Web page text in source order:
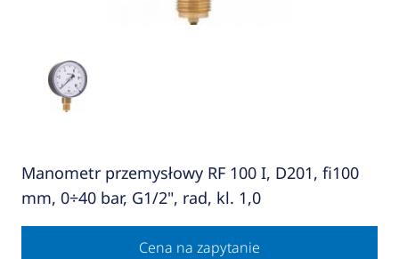
Manometr przemysłowy RF 100 I, D201, fi100
mm, 0÷40 bar, G1/2", rad, kl. 1,0
Cena na zapytanie